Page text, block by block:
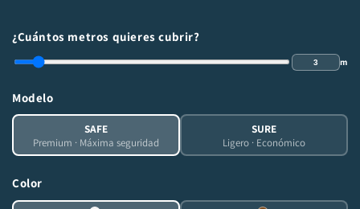
¿Cuántos metros quieres cubrir?
m
Modelo
SAFE
Premium · Máxima seguridad
SURE
Ligero · Económico
Color